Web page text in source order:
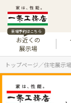
来場予約はこちら
お近くの
展示場
トップページ 住宅展示